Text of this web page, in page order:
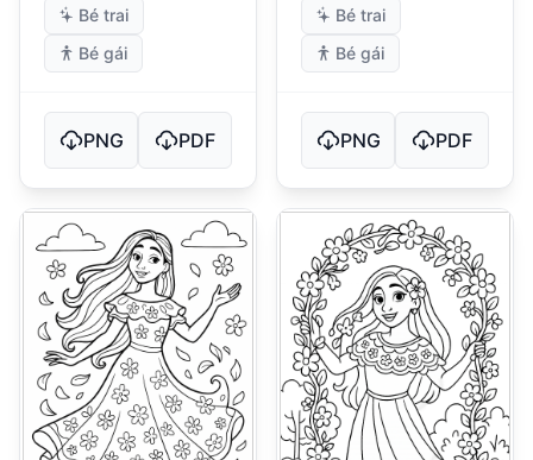
Bé trai
Bé gái
PNG PDF
Bé trai
Bé gái
PNG PDF